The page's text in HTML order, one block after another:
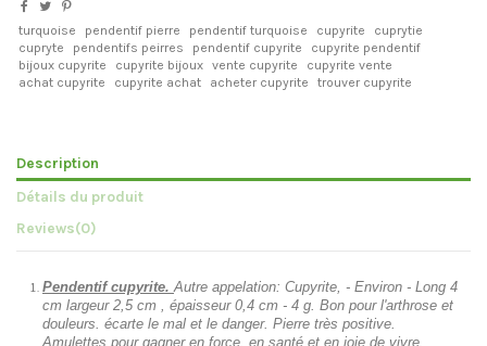
turquoise pendentif pierre pendentif turquoise cupyrite
cuprytie
cupryte
pendentifs peirres pendentif cupyrite
cupyrite pendentif
bijoux cupyrite
cupyrite bijoux vente cupyrite
cupyrite vente
achat cupyrite
cupyrite achat acheter cupyrite trouver cupyrite
Description
Détails du produit
Reviews(0)
Pendentif cupyrite. Autre appelation: Cupyrite, - Environ - Long 4
cm largeur 2,5 cm , épaisseur 0,4 cm - 4 g. Bon pour l'arthrose et
douleurs. écarte le mal et le danger. Pierre très positive.
Amulettes pour gagner en force, en santé et en joie de vivre.